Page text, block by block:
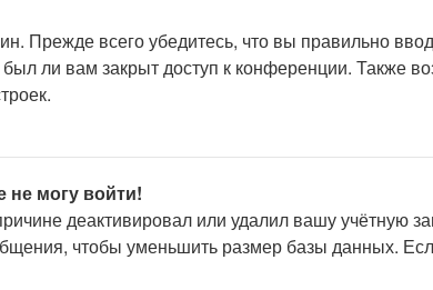
Прежде всего убедитесь, что вы правильно
ли вам закрыт доступ к конференции. Также
не могу войти!
деактивировал или удалил вашу учётную
чтобы уменьшить размер базы данных.